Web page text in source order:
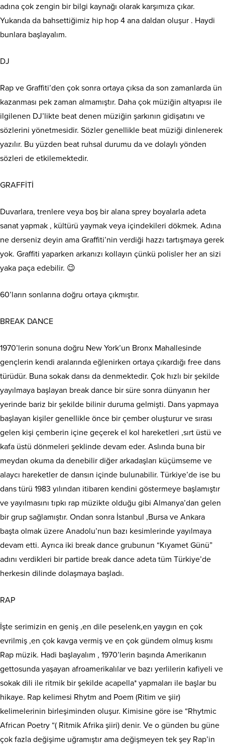
adına çok zengin bir bilgi kaynağı olarak karşımıza çıkar.
Yukarıda da bahsettiğimiz hip hop 4 ana daldan oluşur . Haydi
bunlara başlayalım.
DJ
Rap ve Graffiti’den çok sonra ortaya çıksa da son zamanlarda ün
kazanması pek zaman almamıştır. Daha çok müziğin altyapısı ile
ilgilenen DJ’likte beat denen müziğin şarkının gidişatını ve
sözlerini yönetmesidir. Sözler genellikle beat müziği dinlenerek
yazılır. Bu yüzden beat ruhsal durumu da ve dolaylı yönden
sözleri de etkilemektedir.
GRAFFİTİ
Duvarlara, trenlere veya boş bir alana sprey boyalarla adeta
sanat yapmak , kültürü yaymak veya içindekileri dökmek. Adına
ne derseniz deyin ama Graffiti’nin verdiği hazzı tartışmaya gerek
yok. Graffiti yaparken arkanızı kollayın çünkü polisler her an sizi
yaka paça edebilir. 😉
60’ların sonlarına doğru ortaya çıkmıştır.
BREAK DANCE
1970’lerin sonuna doğru New York’un Bronx Mahallesinde
gençlerin kendi aralarında eğlenirken ortaya çıkardığı free dans
türüdür. Buna sokak dansı da denmektedir. Çok hızlı bir şekilde
yayılmaya başlayan break dance bir süre sonra dünyanın her
yerinde bariz bir şekilde bilinir duruma gelmişti. Dans yapmaya
başlayan kişiler genellikle önce bir çember oluşturur ve sırası
gelen kişi çemberin içine geçerek el kol hareketleri ,sırt üstü ve
kafa üstü dönmeleri şeklinde devam eder. Aslında buna bir
meydan okuma da denebilir diğer arkadaşları küçümseme ve
alaycı hareketler de dansın içinde bulunabilir. Türkiye’de ise bu
dans türü 1983 yılından itibaren kendini göstermeye başlamıştır
ve yayılmasını tıpkı rap müzikte olduğu gibi Almanya’dan gelen
bir grup sağlamıştır. Ondan sonra İstanbul ,Bursa ve Ankara
başta olmak üzere Anadolu’nun bazı kesimlerinde yayılmaya
devam etti. Ayrıca iki break dance grubunun “Kıyamet Günü”
adını verdikleri bir partide break dance adeta tüm Türkiye’de
herkesin dilinde dolaşmaya başladı.
RAP
İşte serimizin en geniş ,en dile peselenk,en yaygın en çok
evrilmiş ,en çok kavga vermiş ve en çok gündem olmuş kısmı
Rap müzik. Hadi başlayalım , 1970’lerin başında Amerikanın
gettosunda yaşayan afroamerikalılar ve bazı yerlilerin kafiyeli ve
sokak dili ile ritmik bir şekilde acapella* yapmaları ile başlar bu
hikaye. Rap kelimesi Rhytm and Poem (Ritim ve şiir)
kelimelerinin birleşiminden oluşur. Kimisine göre ise “Rhytmic
African Poetry “( Ritmik Afrika şiiri) denir. Ve o günden bu güne
çok fazla değişime uğramıştır ama değişmeyen tek şey Rap’in